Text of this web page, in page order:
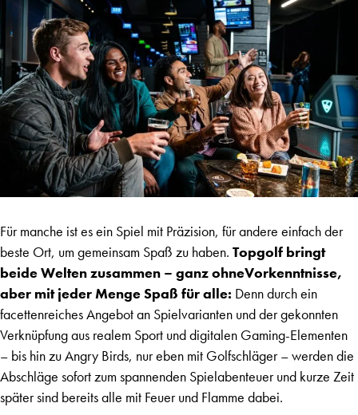
Für manche ist es ein Spiel mit Präzision, für andere einfach der
beste Ort, um gemeinsam Spaß zu haben. Topgolf bringt
beide Welten zusammen – ganz ohneVorkenntnisse,
aber mit jeder Menge Spaß für alle: Denn durch ein
facettenreiches Angebot an Spielvarianten und der gekonnten
Verknüpfung aus realem Sport und digitalen Gaming-Elementen
– bis hin zu Angry Birds, nur eben mit Golfschläger – werden die
Abschläge sofort zum spannenden Spielabenteuer und kurze Zeit
später sind bereits alle mit Feuer und Flamme dabei.